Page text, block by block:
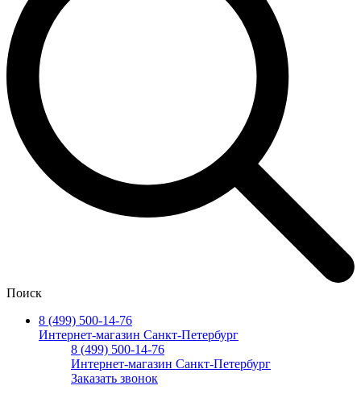
Поиск
8 (499) 500-14-76
Интернет-магазин Санкт-Петербург
8 (499) 500-14-76
Интернет-магазин Санкт-Петербург
Заказать звонок